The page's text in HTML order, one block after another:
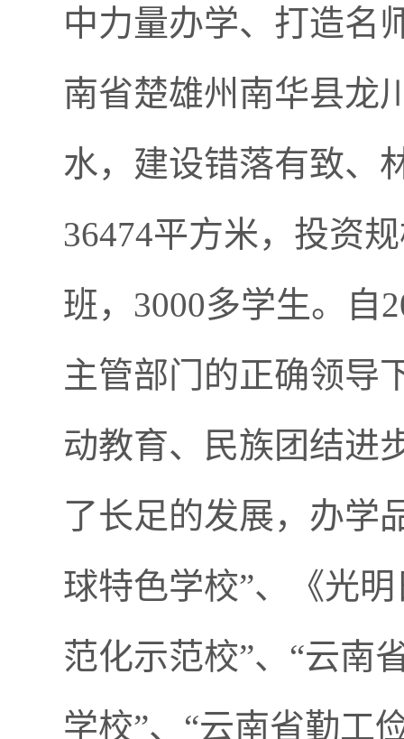
中力量办学、打造名
南省楚雄州南华县龙
水，建设错落有致、
36474平方米，投资
班，3000多学生。自
主管部门的正确领导
动教育、民族团结进
了长足的发展，办学
球特色学校”、《光
范化示范校”、“云南
学校”、“云南省勤工